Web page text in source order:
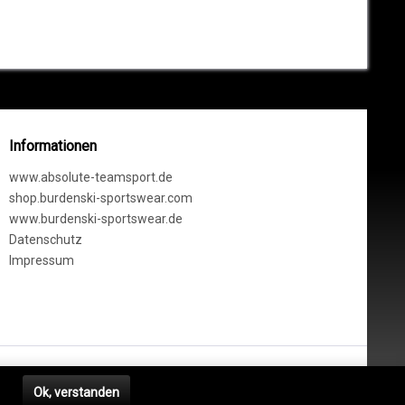
Informationen
www.absolute-teamsport.de
shop.burdenski-sportswear.com
www.burdenski-sportswear.de
Datenschutz
Impressum
Nur solange Vorrat reicht!
Ok, verstanden